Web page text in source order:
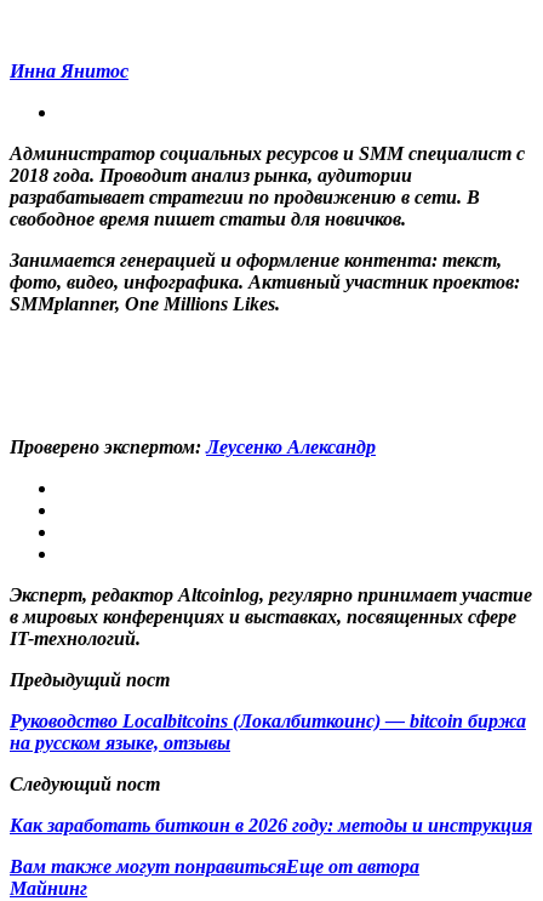
Инна Янитос
Администратор социальных ресурсов и SMM специалист с
2018 года. Проводит анализ рынка, аудитории
разрабатывает стратегии по продвижению в сети. В
свободное время пишет статьи для новичков.
Занимается генерацией и оформление контента: текст,
фото, видео, инфографика. Активный участник проектов:
SMMplanner, One Millions Likes.
Проверено экспертом:Леусенко Александр
Эксперт, редактор Altcoinlog, регулярно принимает участие
в мировых конференциях и выставках, посвященных сфере
IT-технологий.
Предыдущий пост
Руководство Localbitcoins (Локалбиткоинс) — bitcoin биржа
на русском языке, отзывы
Следующий пост
Как заработать биткоин в 2026 году: методы и инструкция
Вам также могут понравитьсяЕще от автора
Майнинг